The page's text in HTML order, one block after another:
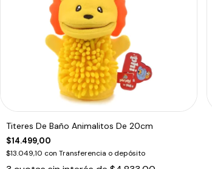
Titeres De Baño Animalitos De 20cm
$14.499,00
$13.049,10 con Transferencia o depósito